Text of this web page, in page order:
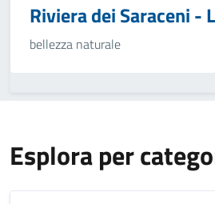
Riviera dei Saraceni -
bellezza naturale
Esplora per